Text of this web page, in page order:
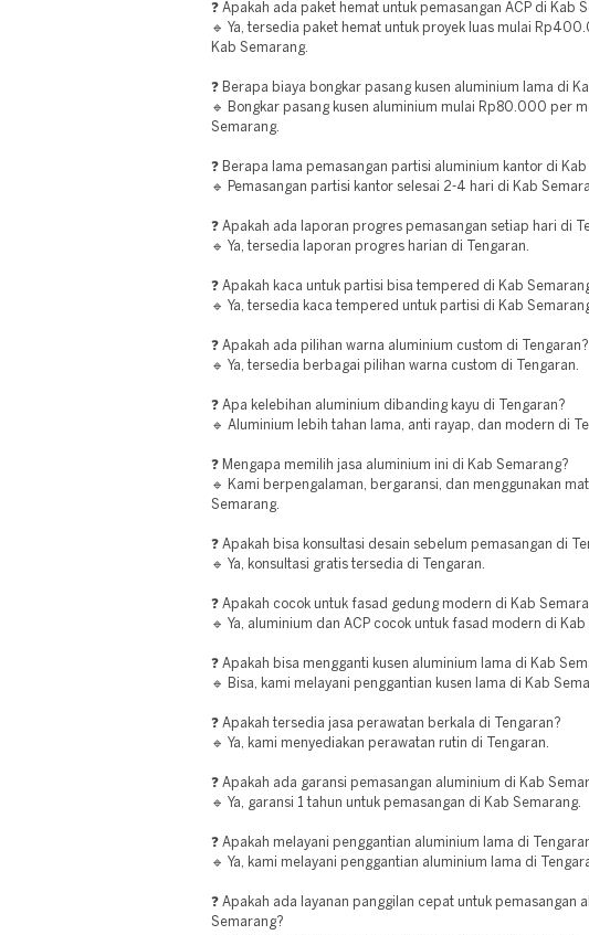
❓ Apakah ada paket hemat untuk pemasangan ACP di Kab
🔹 Ya, tersedia paket hemat untuk proyek luas mulai
Kab Semarang.
❓ Berapa biaya bongkar pasang kusen aluminium lama di
🔹 Bongkar pasang kusen aluminium mulai Rp80.000 per
Semarang.
❓ Berapa lama pemasangan partisi aluminium kantor di
🔹 Pemasangan partisi kantor selesai 2-4 hari di Kab
❓ Apakah ada laporan progres pemasangan setiap hari di
🔹 Ya, tersedia laporan progres harian di Tengaran.
❓ Apakah kaca untuk partisi bisa tempered di Kab
🔹 Ya, tersedia kaca tempered untuk partisi di Kab
❓ Apakah ada pilihan warna aluminium custom di Tengaran?
🔹 Ya, tersedia berbagai pilihan warna custom di Tengaran.
❓ Apa kelebihan aluminium dibanding kayu di Tengaran?
🔹 Aluminium lebih tahan lama, anti rayap, dan modern di
❓ Mengapa memilih jasa aluminium ini di Kab Semarang?
🔹 Kami berpengalaman, bergaransi, dan menggunakan
Semarang.
❓ Apakah bisa konsultasi desain sebelum pemasangan di
🔹 Ya, konsultasi gratis tersedia di Tengaran.
❓ Apakah cocok untuk fasad gedung modern di Kab
🔹 Ya, aluminium dan ACP cocok untuk fasad modern di Kab
❓ Apakah bisa mengganti kusen aluminium lama di Kab
🔹 Bisa, kami melayani penggantian kusen lama di Kab
❓ Apakah tersedia jasa perawatan berkala di Tengaran?
🔹 Ya, kami menyediakan perawatan rutin di Tengaran.
❓ Apakah ada garansi pemasangan aluminium di Kab
🔹 Ya, garansi 1 tahun untuk pemasangan di Kab Semarang.
❓ Apakah melayani penggantian aluminium lama di
🔹 Ya, kami melayani penggantian aluminium lama di
❓ Apakah ada layanan panggilan cepat untuk pemasangan
Semarang?